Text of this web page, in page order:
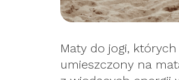
Maty do jogi,
umieszczony na